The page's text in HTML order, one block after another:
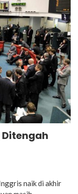
naik di akhir